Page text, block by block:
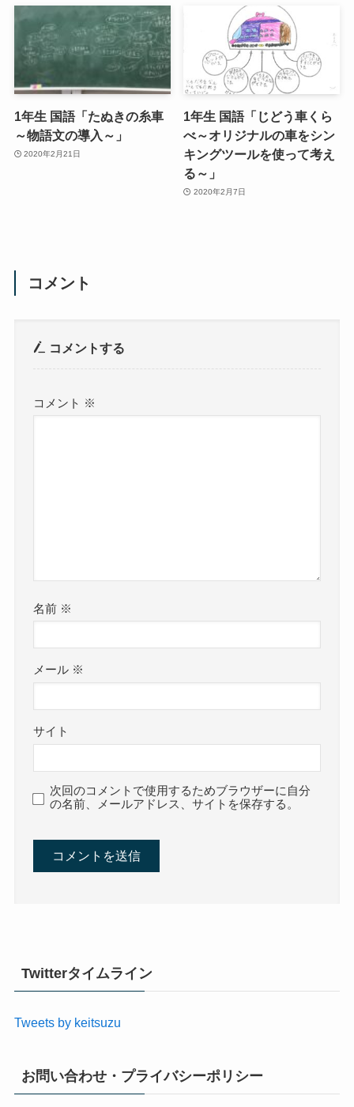
1年生 国語「たぬきの糸車
～物語文の導入～」
2020年2月21日
1年生 国語「じどう車くら
べ～オリジナルの車をシン
キングツールを使って考え
る～」
2020年2月7日
コメント
コメントする
コメント ※
名前 ※
メール ※
サイト
次回のコメントで使用するためブラウザーに自分
の名前、メールアドレス、サイトを保存する。
Twitterタイムライン
Tweets by keitsuzu
お問い合わせ・プライバシーポリシー